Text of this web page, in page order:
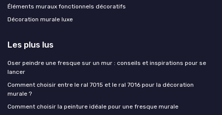
Éléments muraux fonctionnels décoratifs
Décoration murale luxe
Les plus lus
Oser peindre une fresque sur un mur : conseils et inspirations pour se
lancer
Comment choisir entre le ral 7015 et le ral 7016 pour la décoration
murale ?
Comment choisir la peinture idéale pour une fresque murale